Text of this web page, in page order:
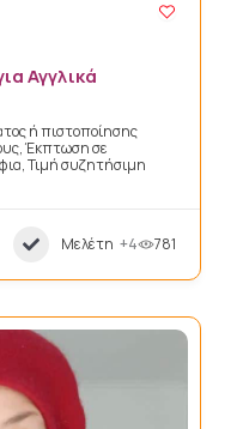
Αγγλικά
ή πιστοποίησης
Έκπτωση σε
Τιμή συζητήσιμη
Μελέτη +4 781